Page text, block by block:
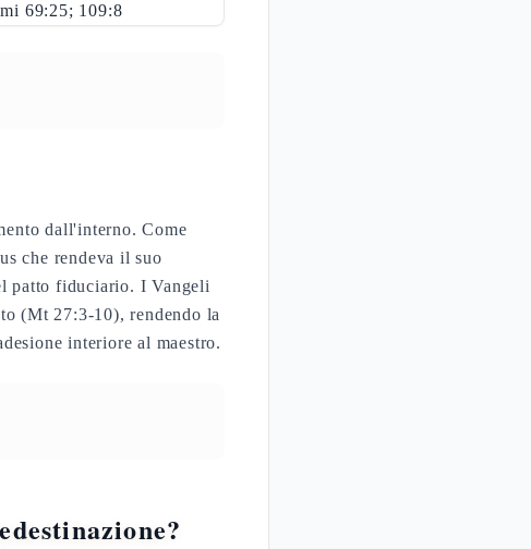
69:25; 109:8
dall'interno. Come
che rendeva il suo
patto fiduciario. I Vangeli
(Mt 27:3-10), rendendo la
interiore al maestro.